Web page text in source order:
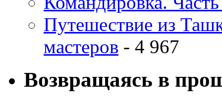
Путешествие из
мастеров - 4 967
Возвращаясь в